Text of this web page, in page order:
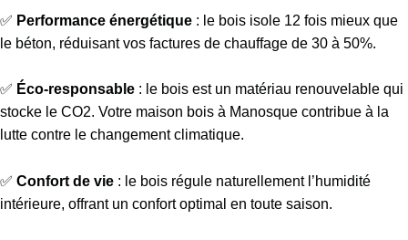
✅ Performance énergétique : le bois isole 12 fois mieux que
le béton, réduisant vos factures de chauffage de 30 à 50%.
✅ Éco-responsable : le bois est un matériau renouvelable qui
stocke le CO2. Votre maison bois à Manosque contribue à la
lutte contre le changement climatique.
✅ Confort de vie : le bois régule naturellement l’humidité
intérieure, offrant un confort optimal en toute saison.